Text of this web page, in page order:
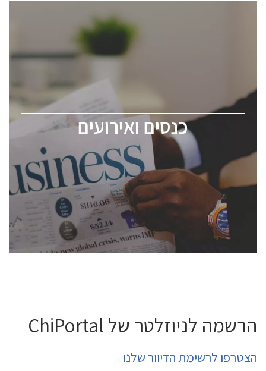
כנסים ואירועים
כנסים ואירועים
לכל העוסקים בתעשיית הסמיקונדקטור כולל מהנדסים,
ChipEx2026 will be held on May 12-13, 2026. The
conference is intended for everyone involved in the
semiconductor industry, including engineers,
professional experts, and senior executives.
לחץ לפרטים
הרשמה לניוזלטר של ChiPortal
הצטרפו לרשימת הדיוור שלנו